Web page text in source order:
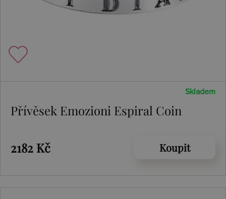
Skladem
Přívěsek Emozioni Espiral Coin
2182 Kč Koupit